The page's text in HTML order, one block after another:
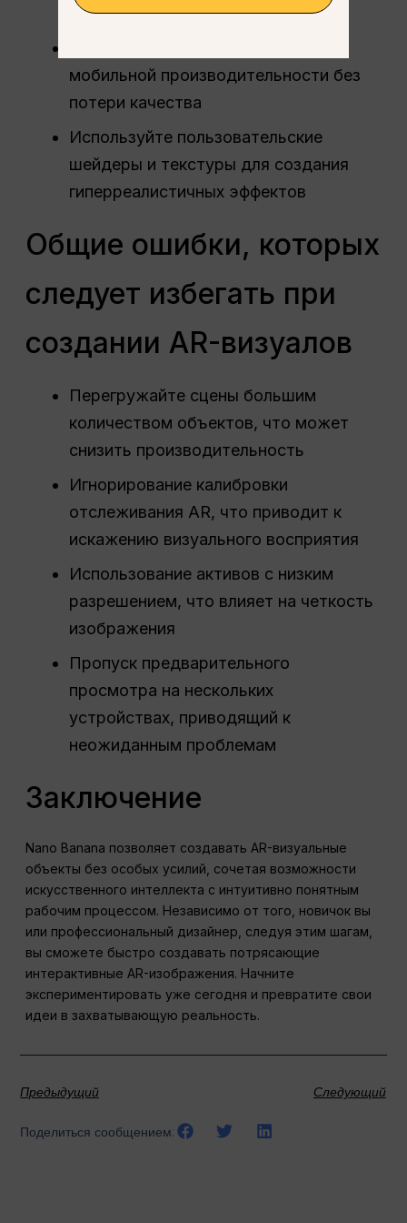
такие как кнопки или триггеры
мобильной производительности без
потери качества
Используйте пользовательские
шейдеры и текстуры для создания
гиперреалистичных эффектов
Общие ошибки, которых
следует избегать при
создании AR-визуалов
Перегружайте сцены большим
количеством объектов, что может
снизить производительность
Игнорирование калибровки
отслеживания AR, что приводит к
искажению визуального восприятия
Использование активов с низким
разрешением, что влияет на четкость
изображения
Пропуск предварительного
просмотра на нескольких
устройствах, приводящий к
неожиданным проблемам
Заключение
Nano Banana позволяет создавать AR-визуальные
объекты без особых усилий, сочетая возможности
искусственного интеллекта с интуитивно понятным
рабочим процессом. Независимо от того, новичок вы
или профессиональный дизайнер, следуя этим шагам,
вы сможете быстро создавать потрясающие
интерактивные AR-изображения. Начните
экспериментировать уже сегодня и превратите свои
идеи в захватывающую реальность.
Предыдущий Следующий
Поделиться сообщением: